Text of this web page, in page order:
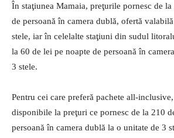
În staţiunea Mamaia, preţurile pornesc de
de persoană în camera dublă, ofertă
stele, iar în celelalte staţiuni din sudul
la 60 de lei pe noapte de persoană în
3 stele.
Pentru cei care preferă pachete all-
disponibile la preţuri ce pornesc de la 210
persoană în camera dublă la o unitate de 3